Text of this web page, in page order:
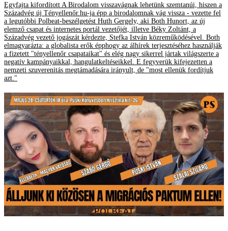
Egyfajta kifordított A Birodalom visszavágnak lehetünk szemtanúi, hiszen a
Századvég új Tényellenőr.hu-ja épp a birodalomnak vág vissza - vezette fel
a legutóbbi Polbeat-beszélgetést Huth Gergely, aki Both Hunort, az új
elemző csapat és internetes portál vezetőjét, illetve Béky Zoltánt, a
Századvég vezető jogászát kérdezte, Stefka István közreműködésével. Both
elmagyarázta: a globalista erők épphogy az álhírek terjesztéséhez használják
a fizetett "tényellenőr csapataikat" és elég nagy sikerrel jártak világszerte a
negatív kampányaikkal, hangulatkeltéseikkel. E fegyverük kifejezetten a
nemzeti szuverenitás megtámadására irányult, de "most ellenük fordítjuk
azt."